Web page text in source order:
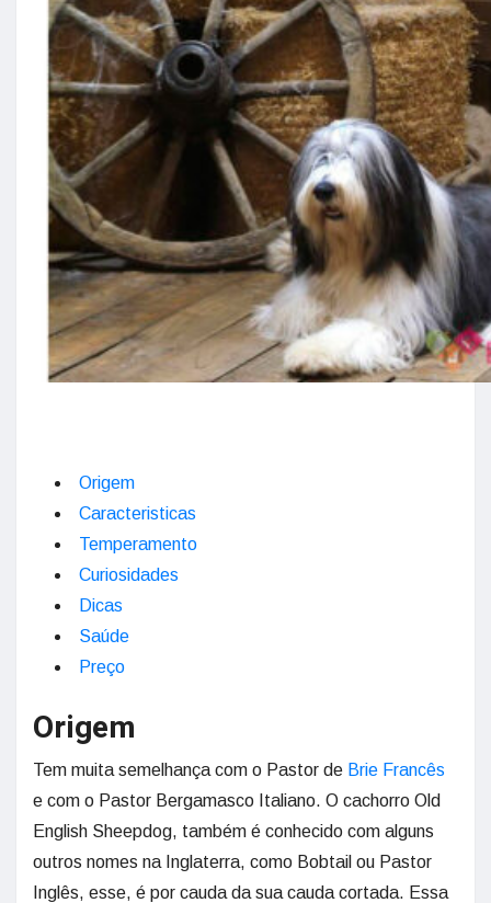
Origem
Caracteristicas
Temperamento
Curiosidades
Dicas
Saúde
Preço
Origem
Tem muita semelhança com o Pastor de Brie Francês
e com o Pastor Bergamasco Italiano. O cachorro Old
English Sheepdog, também é conhecido com alguns
outros nomes na Inglaterra, como Bobtail ou Pastor
Inglês, esse, é por cauda da sua cauda cortada. Essa